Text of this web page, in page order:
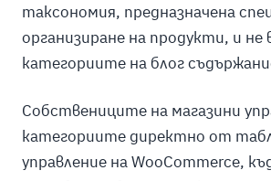
таксономия, предназначена
организиране на продукти, и не
категориите на блог
Собствениците на магазини
категориите директно от
управление на WooCommerce,